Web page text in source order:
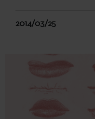
2014/03/25